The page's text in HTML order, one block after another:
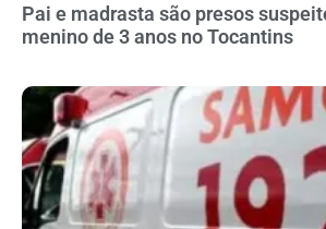
Pai e madrasta são presos
menino de 3 anos no Tocantins